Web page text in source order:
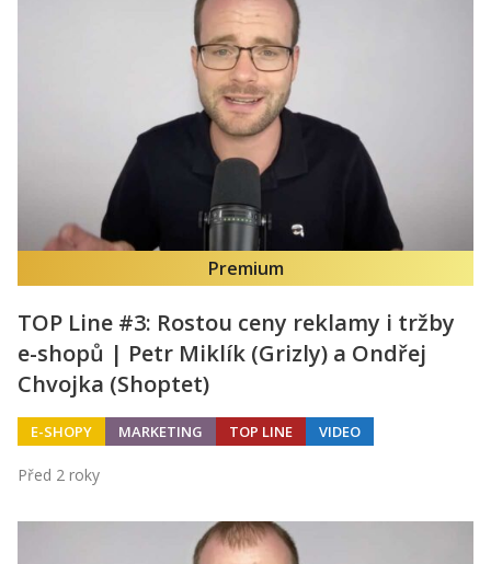
Premium
TOP Line #3: Rostou ceny reklamy i tržby
e-shopů | Petr Miklík (Grizly) a Ondřej
Chvojka (Shoptet)
E-SHOPY MARKETING TOP LINE VIDEO
Před 2 roky